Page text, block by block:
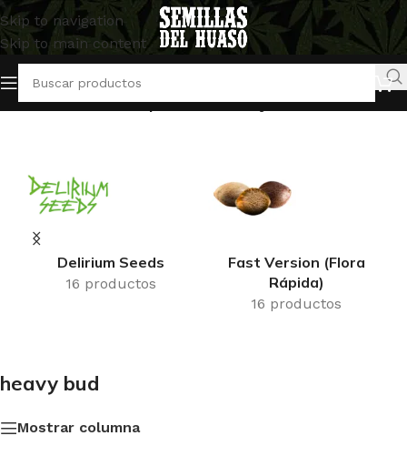
Skip to navigation
Skip to main content
Inicio/Productos etiquetados “heavy bud”
Delirium Seeds
16 productos
Fast Version (Flora
Rápida)
16 productos
heavy bud
Mostrar columna